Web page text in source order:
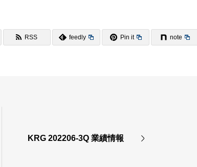
RSS feedly Pin it note
KRG 202206-3Q 業績情報